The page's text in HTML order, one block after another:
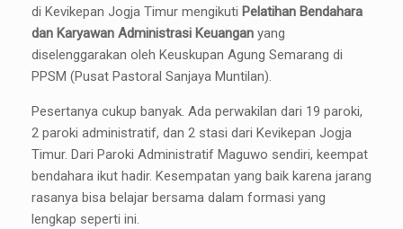
di Kevikepan Jogja Timur mengikuti Pelatihan Bendahara
dan Karyawan Administrasi Keuangan yang
diselenggarakan oleh Keuskupan Agung Semarang di
PPSM (Pusat Pastoral Sanjaya Muntilan).
Pesertanya cukup banyak. Ada perwakilan dari 19 paroki,
2 paroki administratif, dan 2 stasi dari Kevikepan Jogja
Timur. Dari Paroki Administratif Maguwo sendiri, keempat
bendahara ikut hadir. Kesempatan yang baik karena jarang
rasanya bisa belajar bersama dalam formasi yang
lengkap seperti ini.